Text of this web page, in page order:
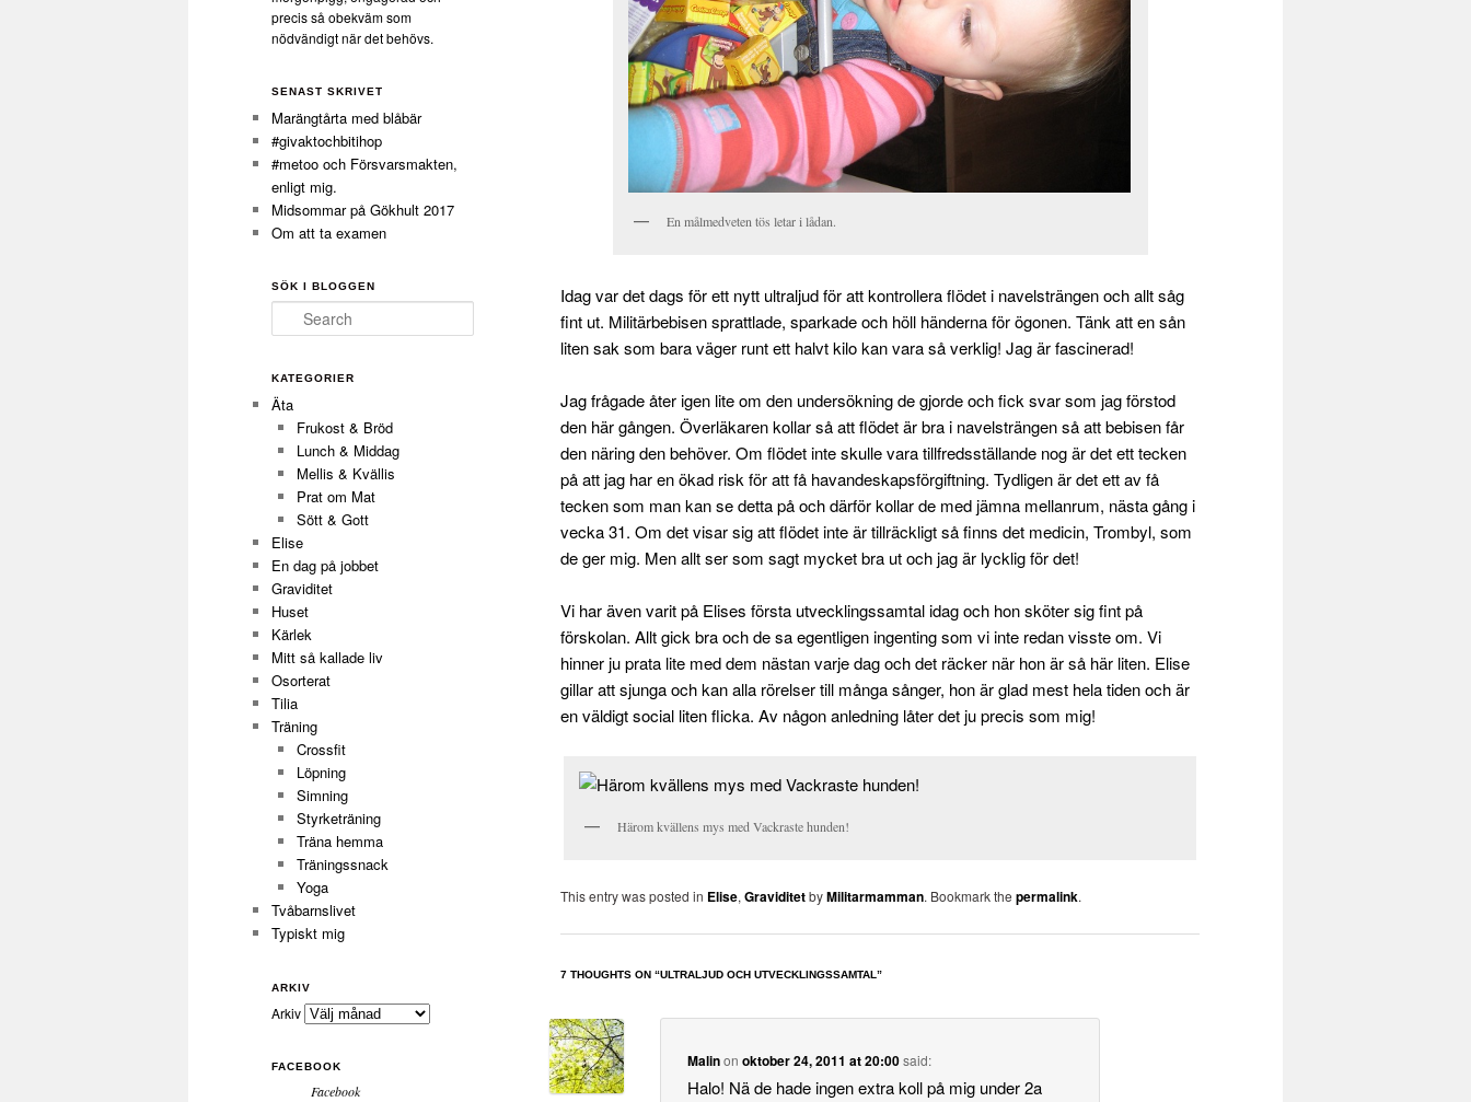
En målmedveten tös letar i lådan.
Idag var det dags för ett nytt ultraljud för att kontrollera flödet i navelsträngen och allt såg
fint ut. Militärbebisen sprattlade, sparkade och höll händerna för ögonen. Tänk att en sån
liten sak som bara väger runt ett halvt kilo kan vara så verklig! Jag är fascinerad!
Jag frågade åter igen lite om den undersökning de gjorde och fick svar som jag förstod
den här gången. Överläkaren kollar så att flödet är bra i navelsträngen så att bebisen får
den näring den behöver. Om flödet inte skulle vara tillfredsställande nog är det ett tecken
på att jag har en ökad risk för att få havandeskapsförgiftning. Tydligen är det ett av få
tecken som man kan se detta på och därför kollar de med jämna mellanrum, nästa gång i
vecka 31. Om det visar sig att flödet inte är tillräckligt så finns det medicin, Trombyl, som
de ger mig. Men allt ser som sagt mycket bra ut och jag är lycklig för det!
Vi har även varit på Elises första utvecklingssamtal idag och hon sköter sig fint på
förskolan. Allt gick bra och de sa egentligen ingenting som vi inte redan visste om. Vi
hinner ju prata lite med dem nästan varje dag och det räcker när hon är så här liten. Elise
gillar att sjunga och kan alla rörelser till många sånger, hon är glad mest hela tiden och är
en väldigt social liten flicka. Av någon anledning låter det ju precis som mig!
Härom kvällens mys med Vackraste hunden!
This entry was posted in Elise, GraviditetbyMilitarmamman. Bookmark the permalink.
7 THOUGHTS ON “ULTRALJUD OCH UTVECKLINGSSAMTAL”
Malinonoktober 24, 2011 at 20:00said:
Halo! Nä de hade ingen extra koll på mig under 2a
precis så obekväm som
nödvändigt när det behövs.
SENAST SKRIVET
Marängtårta med blåbär
#givaktochbitihop
#metoo och Försvarsmakten,
enligt mig.
Midsommar på Gökhult 2017
Om att ta examen
SÖK I BLOGGEN
Search
KATEGORIER
Äta
Frukost & Bröd
Lunch & Middag
Mellis & Kvällis
Prat om Mat
Sött & Gott
Elise
En dag på jobbet
Graviditet
Huset
Kärlek
Mitt så kallade liv
Osorterat
Tilia
Träning
Crossfit
Löpning
Simning
Styrketräning
Träna hemma
Träningssnack
Yoga
Tvåbarnslivet
Typiskt mig
ARKIV
Arkiv
FACEBOOK
Facebook